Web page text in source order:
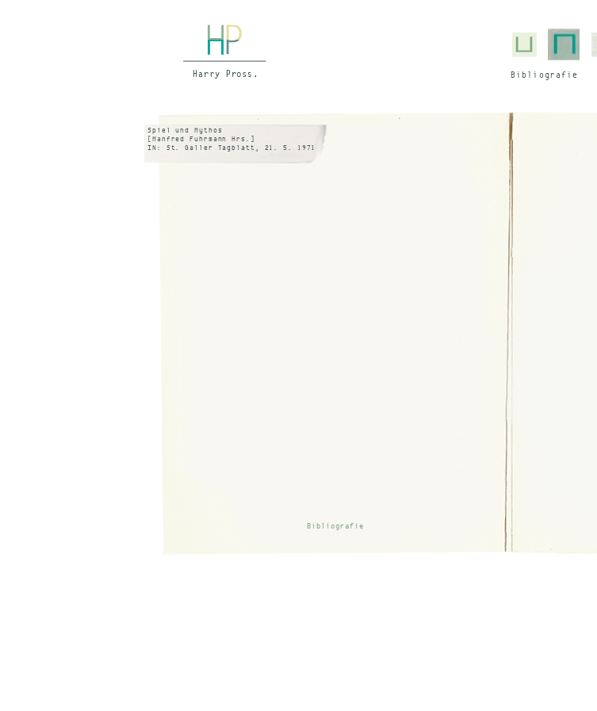
Bi­blio­gra­fie
Spiel und Mythos
[Manfred Fuhrmann Hrs.]
IN: St. Galler Tagblatt, 21. 5. 1971
Bibliografie